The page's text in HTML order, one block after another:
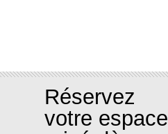
Réservez
votre espace